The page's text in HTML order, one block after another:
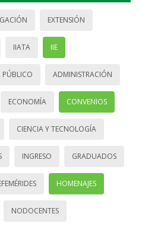
EXTENSIÓN
IIATA IIE
ADMINISTRACIÓN
ECONOMÍA CONVENIOS
CIENCIA Y TECNOLOGÍA
INGRESO GRADUADOS
HOMENAJES
NODOCENTES